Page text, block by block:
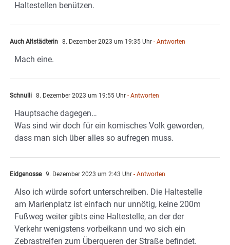
Haltestellen benützen.
Auch Altstädterin 8. Dezember 2023 um 19:35 Uhr - Antworten
Mach eine.
Schnulli 8. Dezember 2023 um 19:55 Uhr - Antworten
Hauptsache dagegen…
Was sind wir doch für ein komisches Volk geworden,
dass man sich über alles so aufregen muss.
Eidgenosse 9. Dezember 2023 um 2:43 Uhr - Antworten
Also ich würde sofort unterschreiben. Die Haltestelle
am Marienplatz ist einfach nur unnötig, keine 200m
Fußweg weiter gibts eine Haltestelle, an der der
Verkehr wenigstens vorbeikann und wo sich ein
Zebrastreifen zum Überqueren der Straße befindet.